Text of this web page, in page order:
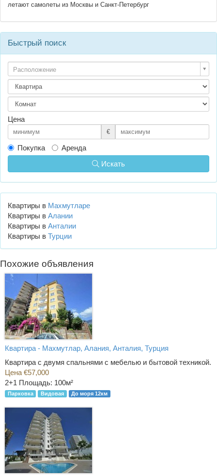
летают самолеты из Москвы и Санкт-Петербург
Быстрый поиск
Расположение
Цена
€
Покупка
Аренда
Искать
Квартиры в Махмутларе
Квартиры в Алании
Квартиры в Анталии
Квартиры в Турции
Похожие объявления
Квартира - Махмутлар, Алания, Анталия, Турция
Квартира с двумя спальнями с мебелью и бытовой техникой.
Цена €57,000
2+1 Площадь: 100м²
Парковка Видовая До моря 12км